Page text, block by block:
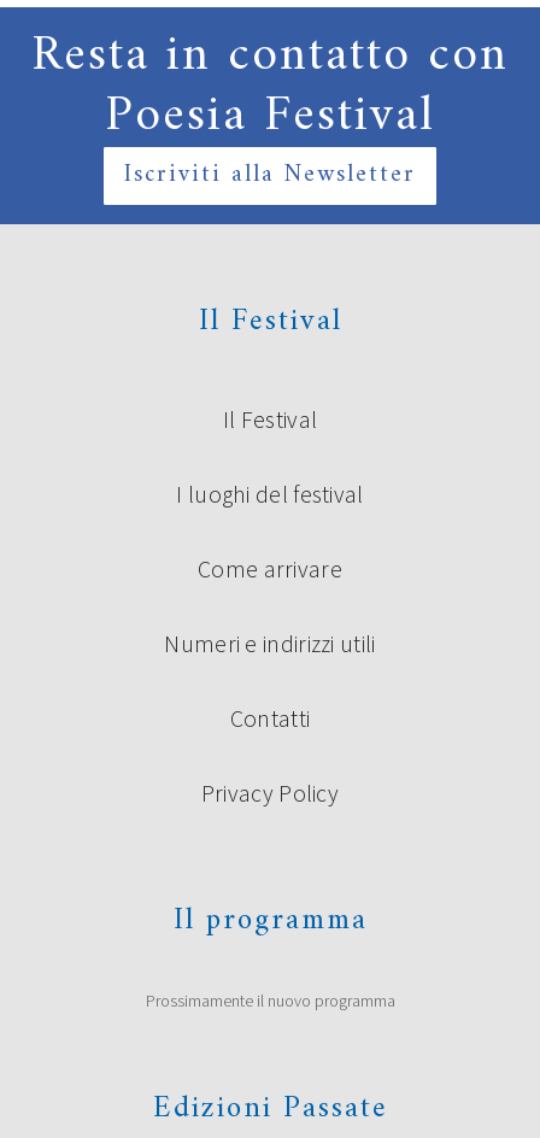
Resta in contatto con
Poesia Festival
Iscriviti alla Newsletter
Il Festival
Il Festival
I luoghi del festival
Come arrivare
Numeri e indirizzi utili
Contatti
Privacy Policy
Il programma
Prossimamente il nuovo programma
Edizioni Passate